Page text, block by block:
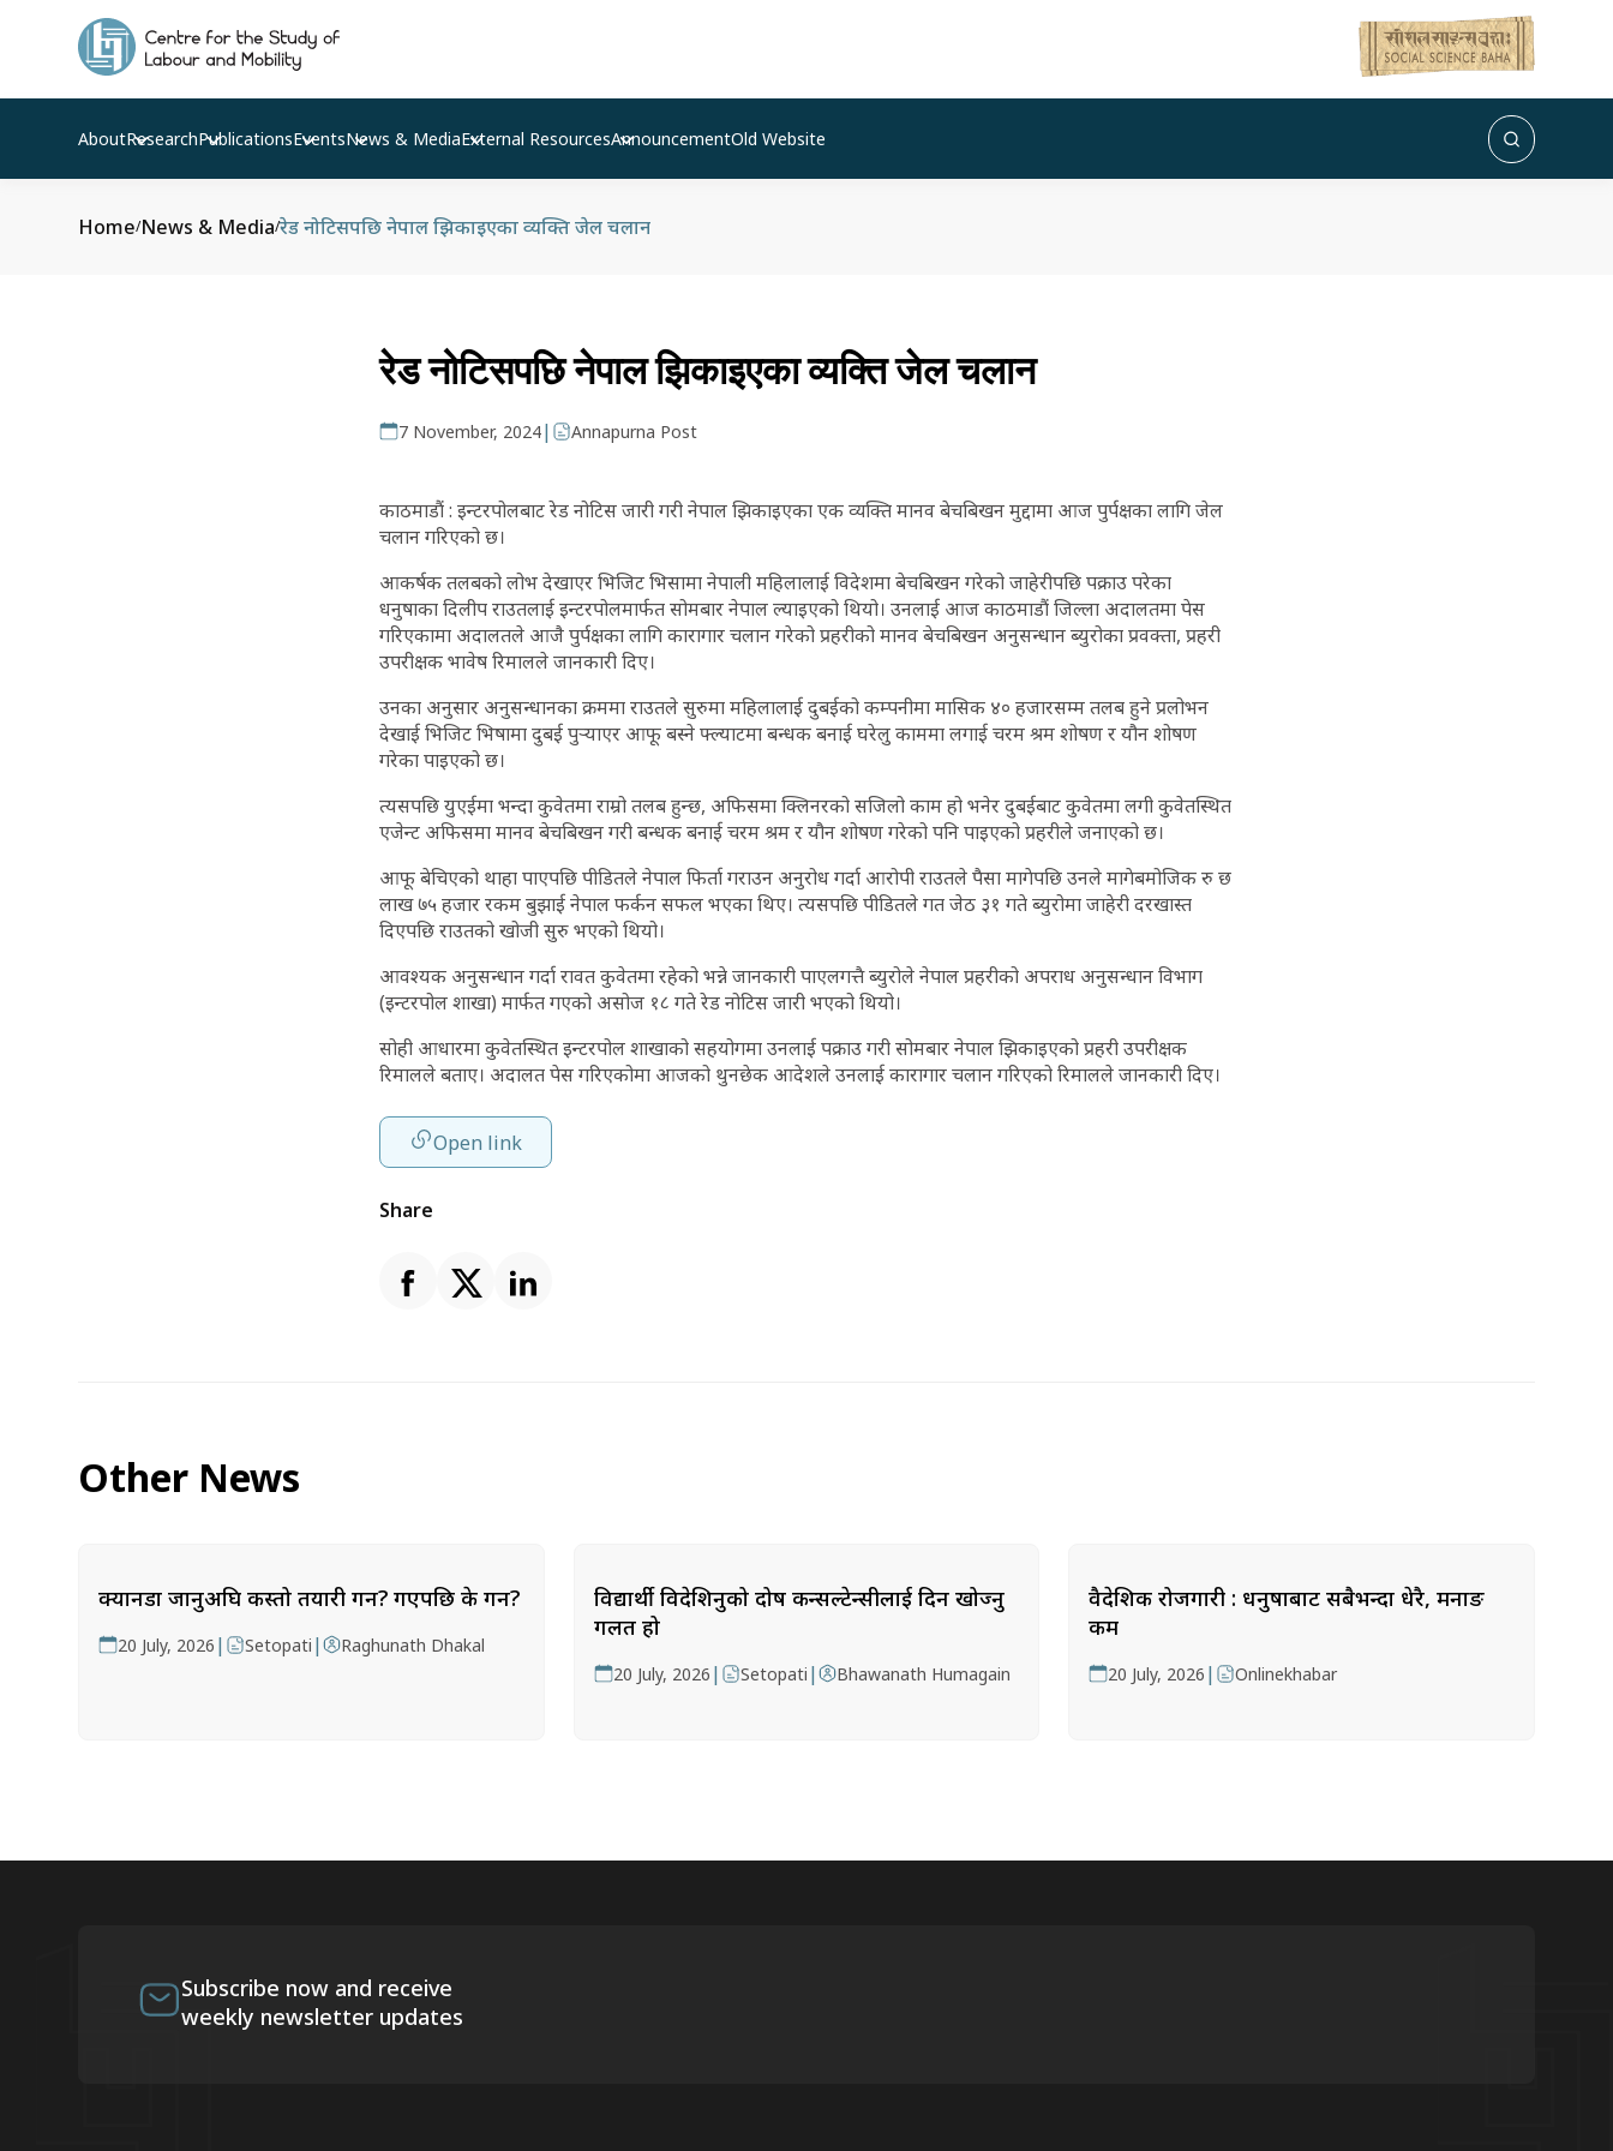
AboutResearchPublicationsEventsNews & MediaExternal ResourcesAnnouncementOld Website
Home/News & Media/रेड नोटिसपछि नेपाल झिकाइएका व्यक्ति जेल चलान
रेड नोटिसपछि नेपाल झिकाइएका व्यक्ति जेल चलान
7 November, 2024| Annapurna Post
काठमाडौं : इन्टरपोलबाट रेड नोटिस जारी गरी नेपाल झिकाइएका एक व्यक्ति मानव बेचबिखन मुद्दामा आज पुर्पक्षका लागि जेल
चलान गरिएको छ।
आकर्षक तलबको लोभ देखाएर भिजिट भिसामा नेपाली महिलालाई विदेशमा बेचबिखन गरेको जाहेरीपछि पक्राउ परेका
धनुषाका दिलीप राउतलाई इन्टरपोलमार्फत सोमबार नेपाल ल्याइएको थियो। उनलाई आज काठमाडौं जिल्ला अदालतमा पेस
गरिएकामा अदालतले आजै पुर्पक्षका लागि कारागार चलान गरेको प्रहरीको मानव बेचबिखन अनुसन्धान ब्युरोका प्रवक्ता, प्रहरी
उपरीक्षक भावेष रिमालले जानकारी दिए।
उनका अनुसार अनुसन्धानका क्रममा राउतले सुरुमा महिलालाई दुबईको कम्पनीमा मासिक ४० हजारसम्म तलब हुने प्रलोभन
देखाई भिजिट भिषामा दुबई पुर्‍याएर आफू बस्ने फ्ल्याटमा बन्धक बनाई घरेलु काममा लगाई चरम श्रम शोषण र यौन शोषण
गरेका पाइएको छ।
त्यसपछि युएईमा भन्दा कुवेतमा राम्रो तलब हुन्छ, अफिसमा क्लिनरको सजिलो काम हो भनेर दुबईबाट कुवेतमा लगी कुवेतस्थित
एजेन्ट अफिसमा मानव बेचबिखन गरी बन्धक बनाई चरम श्रम र यौन शोषण गरेको पनि पाइएको प्रहरीले जनाएको छ।
आफू बेचिएको थाहा पाएपछि पीडितले नेपाल फिर्ता गराउन अनुरोध गर्दा आरोपी राउतले पैसा मागेपछि उनले मागेबमोजिक रु छ
लाख ७५ हजार रकम बुझाई नेपाल फर्कन सफल भएका थिए। त्यसपछि पीडितले गत जेठ ३१ गते ब्युरोमा जाहेरी दरखास्त
दिएपछि राउतको खोजी सुरु भएको थियो।
आवश्यक अनुसन्धान गर्दा रावत कुवेतमा रहेको भन्ने जानकारी पाएलगत्तै ब्युरोले नेपाल प्रहरीको अपराध अनुसन्धान विभाग
(इन्टरपोल शाखा) मार्फत गएको असोज १८ गते रेड नोटिस जारी भएको थियो।
सोही आधारमा कुवेतस्थित इन्टरपोल शाखाको सहयोगमा उनलाई पक्राउ गरी सोमबार नेपाल झिकाइएको प्रहरी उपरीक्षक
रिमालले बताए। अदालत पेस गरिएकोमा आजको थुनछेक आदेशले उनलाई कारागार चलान गरिएको रिमालले जानकारी दिए।
Open link
Share
Other News
क्यानडा जानुअघि कस्तो तयारी गर्ने? गएपछि के गर्ने?
20 July, 2026 | Setopati | Raghunath Dhakal
विद्यार्थी विदेशिनुको दोष कन्सल्टेन्सीलाई दिन खोज्नु
गलत हो
20 July, 2026 | Setopati | Bhawanath Humagain
वैदेशिक रोजगारी : धनुषाबाट सबैभन्दा धेरै, मनाङ
कम
20 July, 2026 | Onlinekhabar
Subscribe now and receive
weekly newsletter updates